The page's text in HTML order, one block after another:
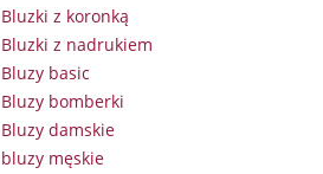
Bluzki z koronką
Bluzki z nadrukiem
Bluzy basic
Bluzy bomberki
Bluzy damskie
bluzy męskie